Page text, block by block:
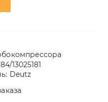
13025181
Deutz